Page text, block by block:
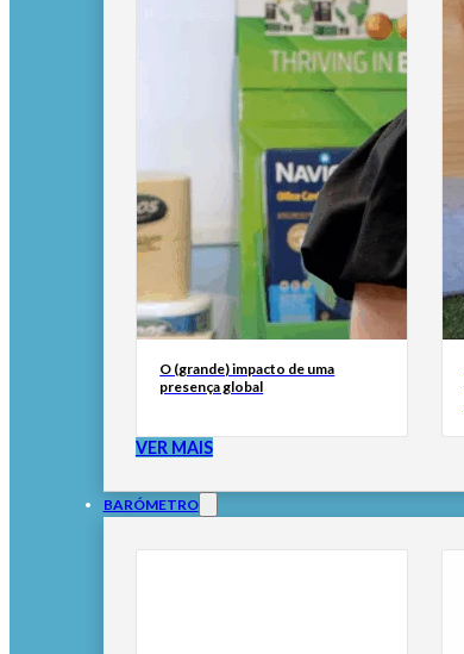
O (grande) impacto de uma
presença global
VER MAIS
BARÓMETRO